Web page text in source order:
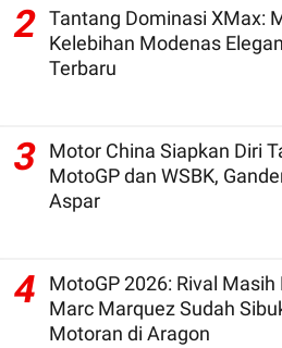
2 Tantang Dominasi XMax:
Kelebihan Modenas
Terbaru
3
Motor China Siapkan Diri
MotoGP dan WSBK,
Aspar
4
MotoGP 2026: Rival Masih
Marc Marquez Sudah
Motoran di Aragon